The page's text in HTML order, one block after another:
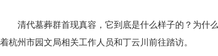
清代墓葬群首现真容，它到底是什么样子的？为什
着杭州市园文局相关工作人员和丁云川前往踏访。